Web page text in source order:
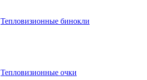
Тепловизионные бинокли
Тепловизионные очки